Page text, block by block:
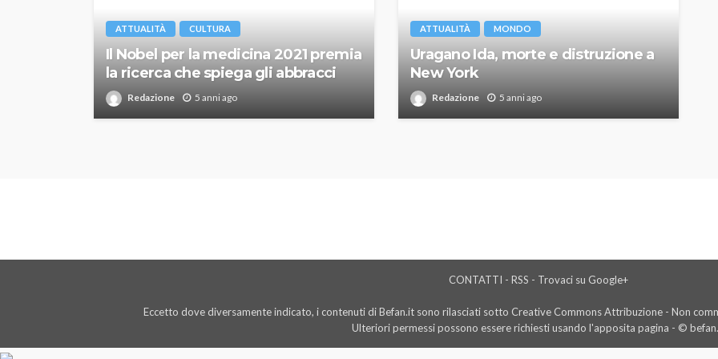
ATTUALITÀ CULTURA
Il Nobel per la medicina 2021 premia
la ricerca che spiega gli abbracci
Redazione 5 anni ago
ATTUALITÀ MONDO
Uragano Ida, morte e distruzione a
New York
Redazione 5 anni ago
CONTATTI - RSS - Trovaci su Google+
Eccetto dove diversamente indicato, i contenuti di Befan.it sono rilasciati sotto Creative Commons Attribuzione - Non
Ulteriori permessi possono essere richiesti usando l'apposita pagina - ©